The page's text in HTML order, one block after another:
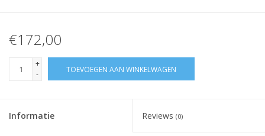
€172,00
+
-
TOEVOEGEN AAN WINKELWAGEN
Informatie Reviews (0)